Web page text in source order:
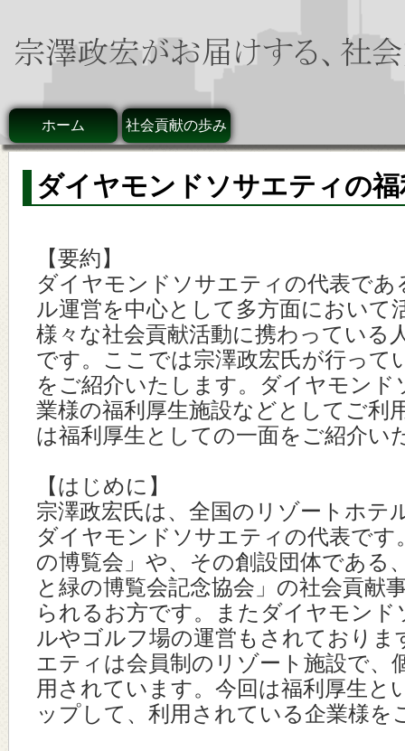
ホーム 社会貢献の歩み
ダイヤモンドソサエティの
【要約】
ダイヤモンドソサエティの代表であ
ル運営を中心として多方面において
様々な社会貢献活動に携わっている
です。ここでは宗澤政宏氏が行って
をご紹介いたします。ダイヤモンド
業様の福利厚生施設などとしてご利
は福利厚生としての一面をご紹介い
【はじめに】
宗澤政宏氏は、全国のリゾートホテ
ダイヤモンドソサエティの代表です
の博覧会」や、その創設団体である
と緑の博覧会記念協会」の社会貢献
られるお方です。またダイヤモン
ルやゴルフ場の運営もされており
エティは会員制のリゾート施設で、
用されています。今回は福利厚生と
ップして、利用されている企業様を